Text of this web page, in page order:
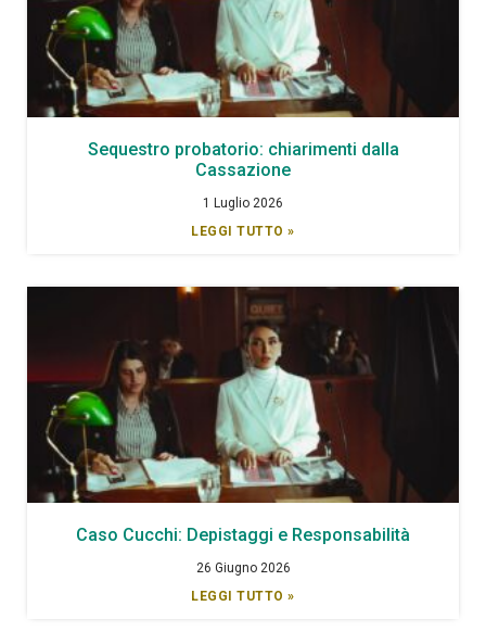
Sequestro probatorio: chiarimenti dalla
Cassazione
1 Luglio 2026
LEGGI TUTTO »
Caso Cucchi: Depistaggi e Responsabilità
26 Giugno 2026
LEGGI TUTTO »